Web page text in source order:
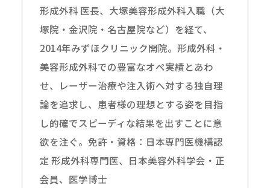
形成外科 医長、大塚美容形成外科入職（大
塚院・金沢院・名古屋院など）を経て、
2014年みずほクリニック開院。形成外科・
美容形成外科での豊富なオペ実績とあわ
せ、レーザー治療や注入術へ対する独自理
論を追求し、患者様の理想とする姿を目指
し的確でスピーディな結果を出すことに意
欲を注ぐ。免許・資格：日本専門医機構認
定 形成外科専門医、日本美容外科学会・正
会員、医学博士